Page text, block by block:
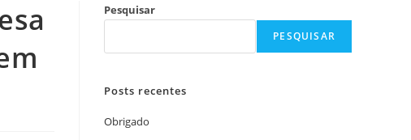
Pesquisar
PESQUISAR
Posts recentes
Obrigado